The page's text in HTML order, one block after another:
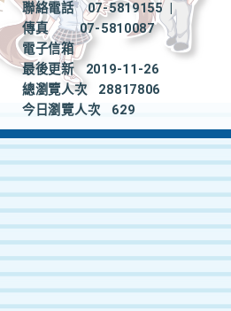
聯絡電話
07-5819155
|
傳真
07-5810087
電子信箱
最後更新
2019-11-26
總瀏覽人次
28817806
今日瀏覽人次
629